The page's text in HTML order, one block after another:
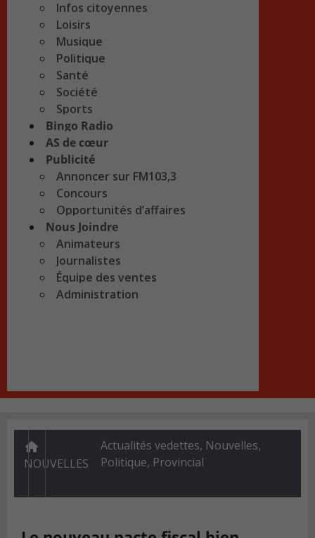
Infos citoyennes
Loisirs
Musique
Politique
Santé
Société
Sports
Bingo Radio
AS de cœur
Publicité
Annoncer sur FM103,3
Concours
Opportunités d’affaires
Nous Joindre
Animateurs
Journalistes
Équipe des ventes
Administration
NOUVELLES
Actualités vedettes, Nouvelles,
Politique, Provincial